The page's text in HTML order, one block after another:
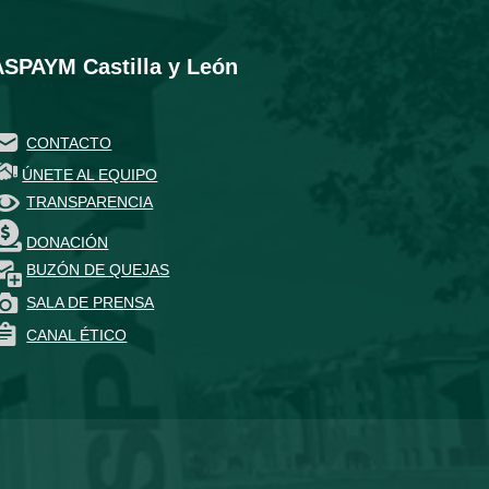
Castilla y León
CONTACTO
ÚNETE AL EQUIPO
TRANSPARENCIA
DONACIÓN
BUZÓN DE QUEJAS
SALA DE PRENSA
CANAL ÉTICO